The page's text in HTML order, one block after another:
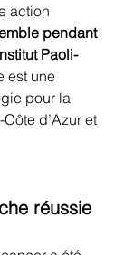
action
pendant
Paoli-
est une
pour la
d’Azur et
réussie